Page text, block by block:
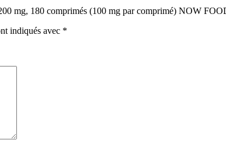
mg, 180 comprimés (100 mg par comprimé) NOW
indiqués avec *